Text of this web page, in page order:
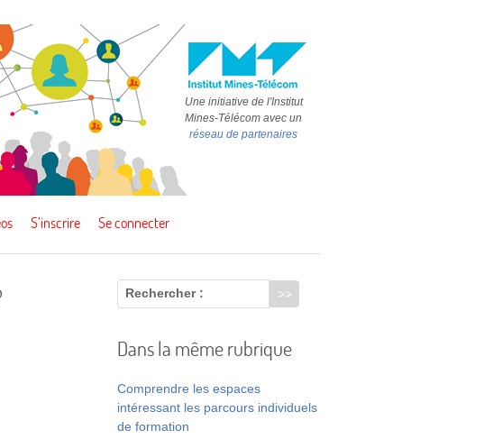
Une initiative de l'Institut
Mines-Télécom avec un
réseau de partenaires
S’inscrire Se connecter
Rechercher :
Dans la même rubrique
Comprendre les espaces
intéressant les parcours individuels
de formation